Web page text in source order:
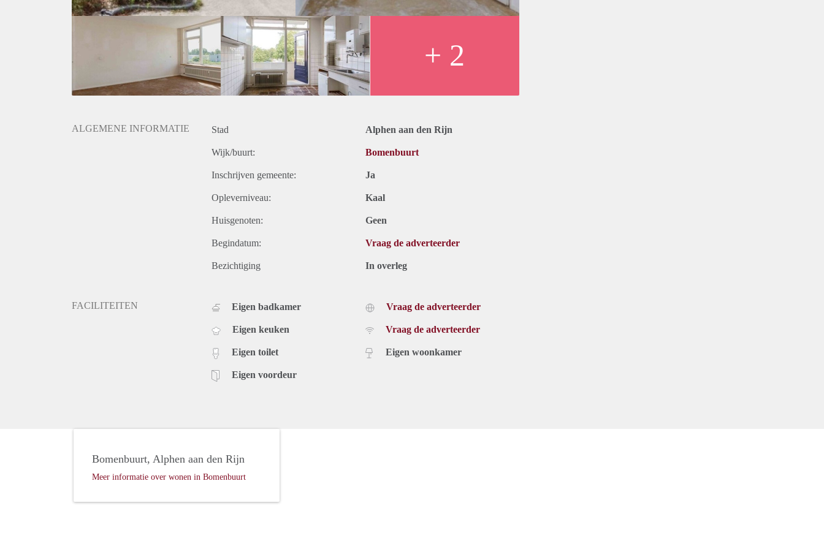
+ 2
ALGEMENE INFORMATIE Stad Alphen aan den Rijn
Wijk/buurt: Bomenbuurt
Inschrijven gemeente: Ja
Opleverniveau: Kaal
Huisgenoten: Geen
Begindatum: Vraag de adverteerder
Bezichtiging In overleg
FACILITEITEN Eigen badkamer
Eigen keuken
Eigen toilet
Eigen voordeur
Vraag de adverteerder
Vraag de adverteerder
Eigen woonkamer
Bomenbuurt, Alphen aan den Rijn
Meer informatie over wonen in Bomenbuurt